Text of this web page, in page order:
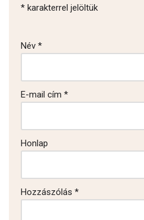
* karakterrel jelöltük
Név *
E-mail cím *
Honlap
Hozzászólás *